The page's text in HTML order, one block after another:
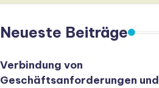
Neueste Beiträge
Verbindung von
Geschäftsanforderungen und